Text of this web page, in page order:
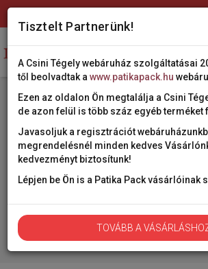
Gyógyszertár
gyógyászati
szaküzlet
Tisztelt Partnerünk!
A Csini Tégely webáruház szolgáltatásai
től beolvadtak a www.patikapack.hu
Ezen az oldalon Ön megtalálja a Csini
de azon felül is több száz egyéb terméket
Javasoljuk a regisztrációt
megrendelésnél minden kedves
kedvezményt biztosítunk!
Lépjen be Ön is a Patika Pack vásárlóinak
TOVÁBB A